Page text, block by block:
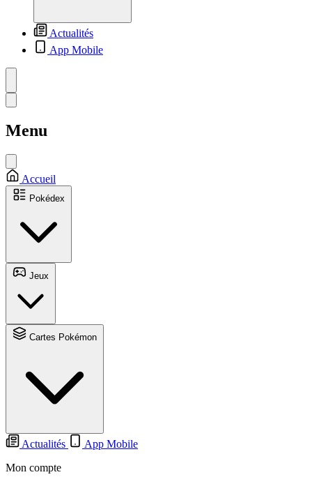
Actualités
App Mobile
Menu
Accueil
Actualités
App Mobile
Mon compte